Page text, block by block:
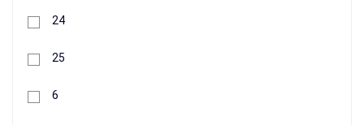
24
25
6